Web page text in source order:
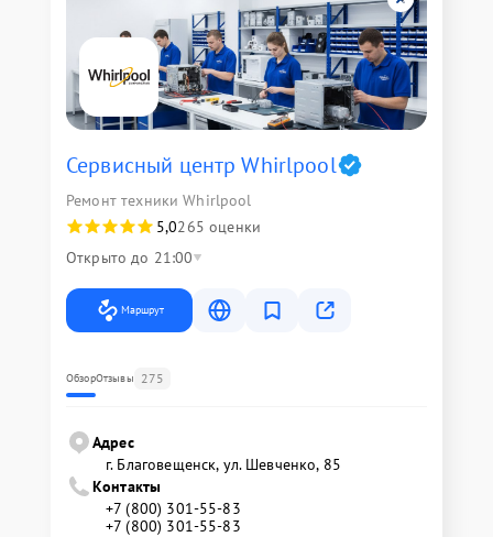
Сервисный центр Whirlpool
Ремонт техники Whirlpool
5,0265 оценки
Открыто до 21:00
Маршрут
ОбзорОтзывы 275
Адрес
г. Благовещенск, ул. Шевченко, 85
Контакты
+7 (800) 301-55-83
+7 (800) 301-55-83